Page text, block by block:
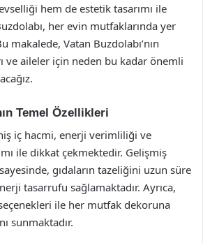
hem de estetik tasarımı ile
her evin mutfaklarında yer
makalede, Vatan Buzdolabı’nın
ve aileler için neden bu kadar önemli
Temel Özellikleri
iç hacmi, enerji verimliliği ve
ile dikkat çekmektedir. Gelişmiş
gıdaların tazeliğini uzun süre
tasarrufu sağlamaktadır. Ayrıca,
ile her mutfak dekoruna
sunmaktadır.